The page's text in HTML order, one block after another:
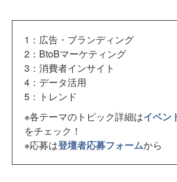
1：広告・ブランディング
2：BtoBマーケティング
3：消費者インサイト
4：データ活用
5：トレンド
※各テーマのトピック詳細はイベン
をチェック！
※応募は登壇者応募フォームから